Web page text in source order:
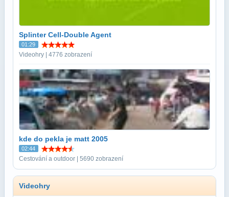
Splinter Cell-Double Agent
01:29
Videohry | 4776 zobrazení
kde do pekla je matt 2005
02:44
Cestování a outdoor | 5690 zobrazení
Videohry